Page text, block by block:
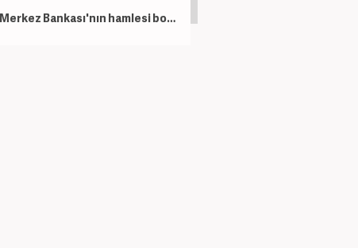
Merkez Bankası'nın hamlesi borsada rekor getirebilir!